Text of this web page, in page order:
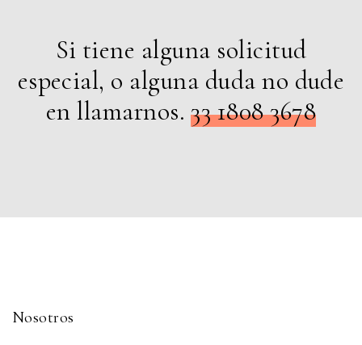
Si tiene alguna solicitud
especial, o alguna duda no dude
en llamarnos.33 1808 3678
Nosotros